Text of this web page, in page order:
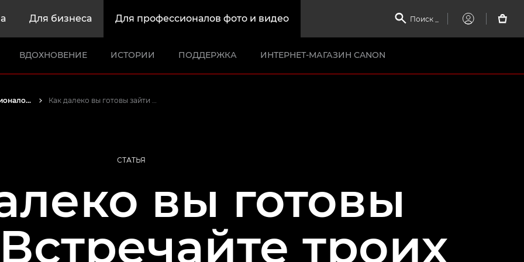
Для бизнеса Для профессионалов фото и видео  Поиск
My

ВДОХНОВЕНИЕ ИСТОРИИ ПОДДЕРЖКА ИНТЕРНЕТ-МАГАЗИН CANON
Истории от профессионалов: вдохновляющие идеи для печати, а также фото- и видеосъемки Как далеко вы готовы зайти ради снимка?
СТАТЬЯ
вы готовы
троих